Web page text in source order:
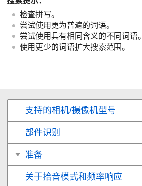
检查拼写。
尝试使用更为普遍的词语。
尝试使用具有相同含义的不同词语。
使用更少的词语扩大搜索范围。
支持的相机/摄像机型号
部件识别
准备
关于拾音模式和频率响应